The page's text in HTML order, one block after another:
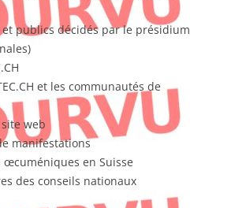
publics décidés par le présidium
et les communautés de
web
manifestations
œcuméniques en Suisse
des conseils nationaux